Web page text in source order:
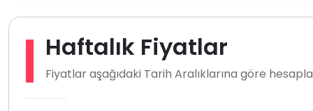
Haftalık Fiyatlar
Fiyatlar aşağıdaki Tarih Aralıklarına göre